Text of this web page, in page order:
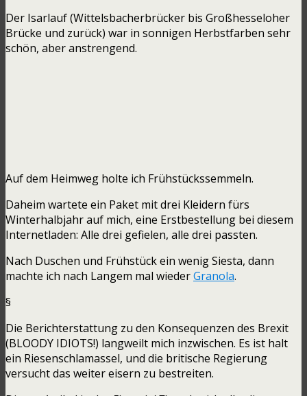
Der Isarlauf (Wittelsbacherbrücker bis Großhesseloher
Brücke und zurück) war in sonnigen Herbstfarben sehr
schön, aber anstrengend.
Auf dem Heimweg holte ich Frühstückssemmeln.
Daheim wartete ein Paket mit drei Kleidern fürs
Winterhalbjahr auf mich, eine Erstbestellung bei diesem
Internetladen: Alle drei gefielen, alle drei passten.
Nach Duschen und Frühstück ein wenig Siesta, dann
machte ich nach Langem mal wiederGranola.
§
Die Berichterstattung zu den Konsequenzen des Brexit
(BLOODY IDIOTS!) langweilt mich inzwischen. Es ist halt
ein Riesenschlamassel, und die britische Regierung
versucht das weiter eisern zu bestreiten.